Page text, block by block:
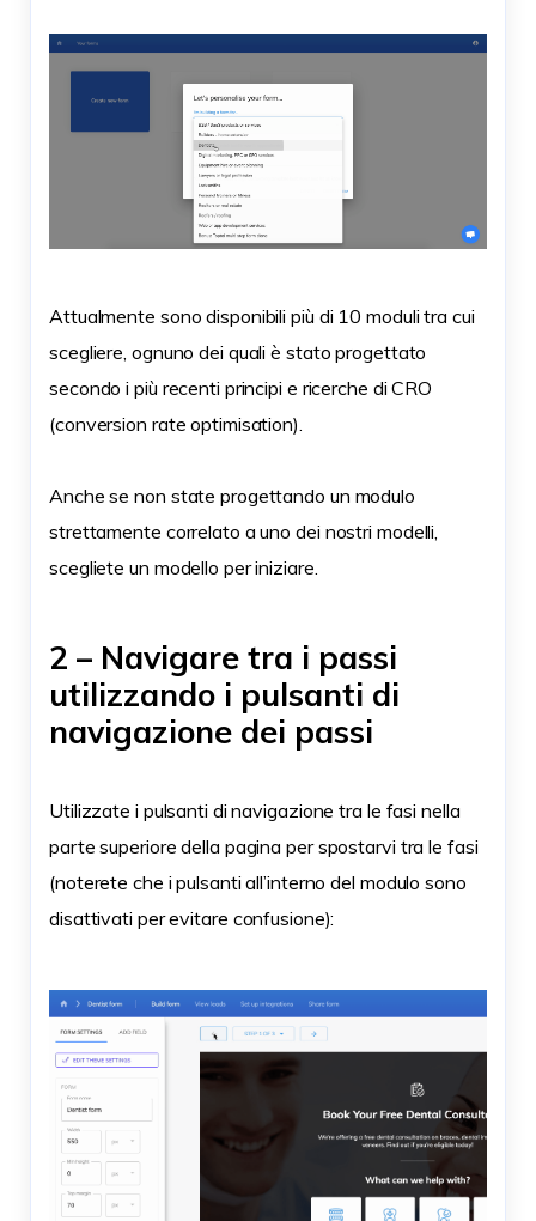
Attualmente sono disponibili più di 10 moduli tra cui
scegliere, ognuno dei quali è stato progettato
secondo i più recenti principi e ricerche di CRO
(conversion rate optimisation).
Anche se non state progettando un modulo
strettamente correlato a uno dei nostri modelli,
scegliete un modello per iniziare.
2 – Navigare tra i passi
utilizzando i pulsanti di
navigazione dei passi
Utilizzate i pulsanti di navigazione tra le fasi nella
parte superiore della pagina per spostarvi tra le fasi
(noterete che i pulsanti all’interno del modulo sono
disattivati per evitare confusione):